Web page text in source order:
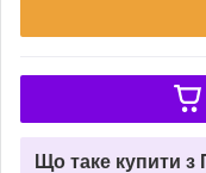
Що таке купити з